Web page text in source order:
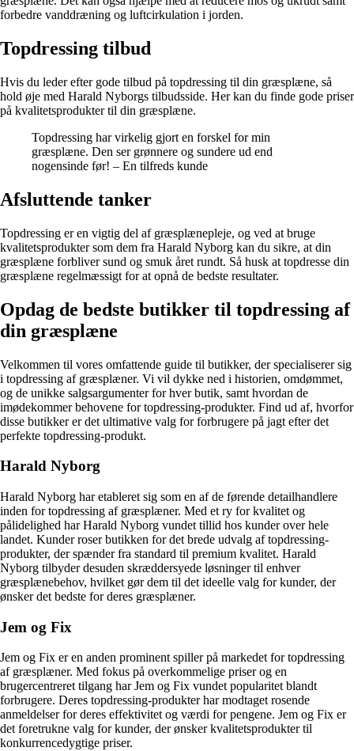
forbedre vanddræning og luftcirkulation i jorden.
Topdressing tilbud
Hvis du leder efter gode tilbud på topdressing til din græsplæne, så
hold øje med Harald Nyborgs tilbudsside. Her kan du finde gode priser
på kvalitetsprodukter til din græsplæne.
Topdressing har virkelig gjort en forskel for min
græsplæne. Den ser grønnere og sundere ud end
nogensinde før! – En tilfreds kunde
Afsluttende tanker
Topdressing er en vigtig del af græsplænepleje, og ved at bruge
kvalitetsprodukter som dem fra Harald Nyborg kan du sikre, at din
græsplæne forbliver sund og smuk året rundt. Så husk at topdresse din
græsplæne regelmæssigt for at opnå de bedste resultater.
Opdag de bedste butikker til topdressing af
din græsplæne
Velkommen til vores omfattende guide til butikker, der specialiserer sig
i topdressing af græsplæner. Vi vil dykke ned i historien, omdømmet,
og de unikke salgsargumenter for hver butik, samt hvordan de
imødekommer behovene for topdressing-produkter. Find ud af, hvorfor
disse butikker er det ultimative valg for forbrugere på jagt efter det
perfekte topdressing-produkt.
Harald Nyborg
Harald Nyborg har etableret sig som en af de førende detailhandlere
inden for topdressing af græsplæner. Med et ry for kvalitet og
pålidelighed har Harald Nyborg vundet tillid hos kunder over hele
landet. Kunder roser butikken for det brede udvalg af topdressing-
produkter, der spænder fra standard til premium kvalitet. Harald
Nyborg tilbyder desuden skræddersyede løsninger til enhver
græsplænebehov, hvilket gør dem til det ideelle valg for kunder, der
ønsker det bedste for deres græsplæner.
Jem og Fix
Jem og Fix er en anden prominent spiller på markedet for topdressing
af græsplæner. Med fokus på overkommelige priser og en
brugercentreret tilgang har Jem og Fix vundet popularitet blandt
forbrugere. Deres topdressing-produkter har modtaget rosende
anmeldelser for deres effektivitet og værdi for pengene. Jem og Fix er
det foretrukne valg for kunder, der ønsker kvalitetsprodukter til
konkurrencedygtige priser.